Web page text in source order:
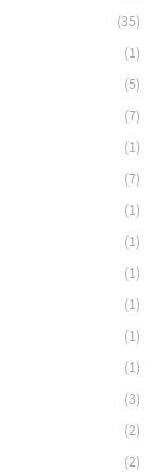
(35)
(1)
(5)
(7)
(1)
(7)
(1)
(1)
(1)
(1)
(1)
(1)
(3)
(2)
(2)